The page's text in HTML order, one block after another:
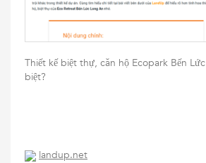
Thiết kế biệt thự, căn hộ Ecopark Bến
biệt?
landup.net